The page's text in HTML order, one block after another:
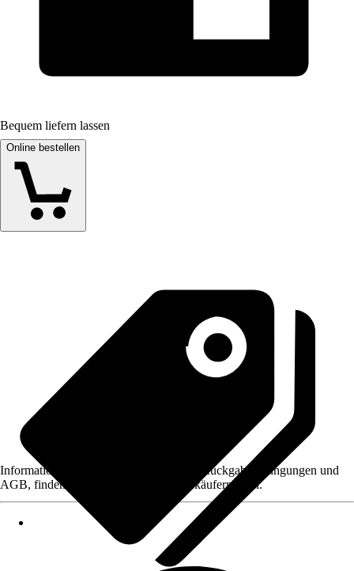
Bequem liefern lassen
Online bestellen
Informationen des Verkäufers, wie z. B. Rückgabebedingungen und
AGB, finden Sie bei Klick auf den Verkäufernamen.